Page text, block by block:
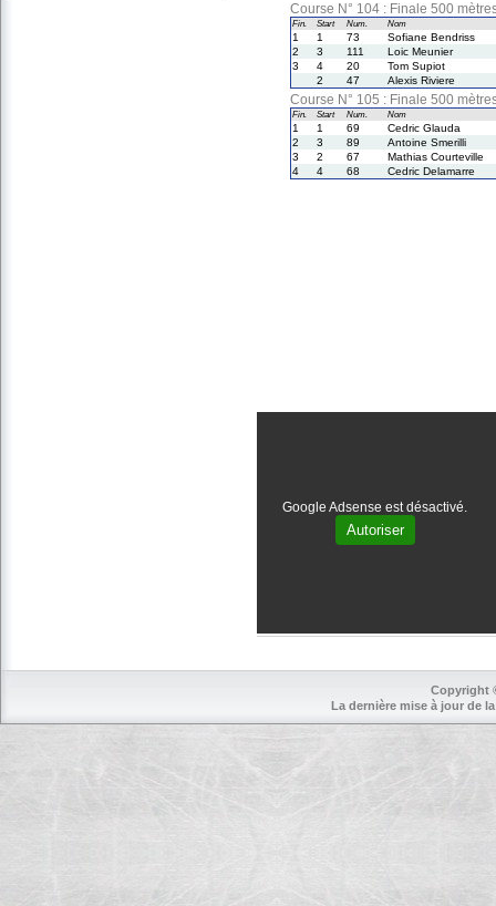
Course N° 104 : Finale 500
Fin. Start Num. Nom
1 1 73
Sofiane Bendriss
2
3 111
Loic Meunier
3
4 20
Tom Supiot
2
47 Alexis Riviere
Course N° 105 : Finale 500
Fin. Start Num. Nom
1 1 69
Cedric Glauda
2
3 89
Antoine Smerilli
3
2 67
Mathias Courteville
4
4 68 Cedric Delamarre
Google Adsense est désactivé.
Autoriser
Copyright
La dernière mise à jour de